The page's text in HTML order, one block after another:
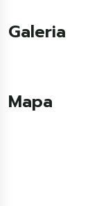
Galeria
Mapa